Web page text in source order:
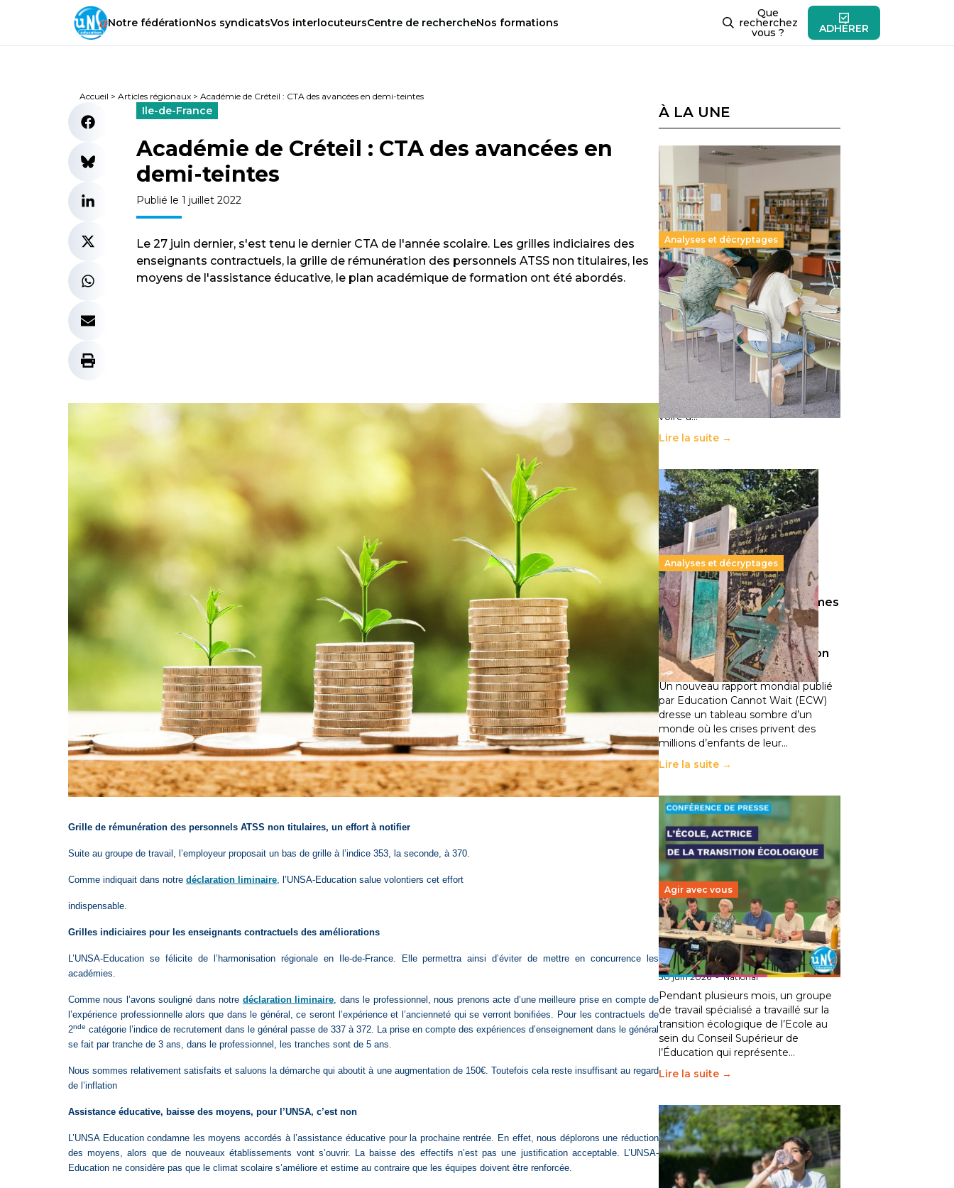
Notre fédérationNos syndicatsVos interlocuteursCentre de rechercheNos formations
Que
recherchez
vous ? ADHÉRER
Accueil > Articles régionaux > Académie de Créteil : CTA des avancées en demi-teintes
Ile-de-France
Académie de Créteil : CTA des avancées en
demi-teintes
Publié le 1 juillet 2022
Le 27 juin dernier, s'est tenu le dernier CTA de l'année scolaire. Les grilles indiciaires des
enseignants contractuels, la grille de rémunération des personnels ATSS non titulaires, les
moyens de l'assistance éducative, le plan académique de formation ont été abordés.
Grille de rémunération des personnels ATSS non titulaires, un effort à notifier
Suite au groupe de travail, l’employeur proposait un bas de grille à l’indice 353, la seconde, à 370.
Comme indiquait dans notre déclaration liminaire, l’UNSA-Education salue volontiers cet effort
indispensable.
Grilles indiciaires pour les enseignants contractuels des améliorations
L’UNSA-Education se félicite de l’harmonisation régionale en Ile-de-France. Elle permettra ainsi d’éviter de mettre en concurrence les
académies.
Comme nous l’avons souligné dans notre déclaration liminaire, dans le professionnel, nous prenons acte d’une meilleure prise en compte de
l’expérience professionnelle alors que dans le général, ce seront l’expérience et l’ancienneté qui se verront bonifiées. Pour les contractuels de
2nde catégorie l’indice de recrutement dans le général passe de 337 à 372. La prise en compte des expériences d’enseignement dans le général
se fait par tranche de 3 ans, dans le professionnel, les tranches sont de 5 ans.
Nous sommes relativement satisfaits et saluons la démarche qui aboutit à une augmentation de 150€. Toutefois cela reste insuffisant au regard
de l’inflation
Assistance éducative, baisse des moyens, pour l’UNSA, c’est non
L’UNSA Education condamne les moyens accordés à l’assistance éducative pour la prochaine rentrée. En effet, nous déplorons une réduction
des moyens, alors que de nouveaux établissements vont s’ouvrir. La baisse des effectifs n’est pas une justification acceptable. L’UNSA-
Education ne considère pas que le climat scolaire s’améliore et estime au contraire que les équipes doivent être renforcée.
À LA UNE
Analyses et décryptages
Supérieur privé : une dérive
qui met à mal la promesse
républicaine
11 juillet 2026- National
Le projet de loi sur la régulation de
l’enseignement supérieur privé met
en lumière l’amplification d’un
système qui relègue l’acte
pédagogique au superfétatoire,
voire à…
Lire la suite →
Analyses et décryptages
258 millions d’enfants victimes
de la guerre, des chocs
climatiques et des
déplacements de population
11 juillet 2026 -National
Un nouveau rapport mondial publié
par Education Cannot Wait (ECW)
dresse un tableau sombre d’un
monde où les crises privent des
millions d’enfants de leur…
Lire la suite →
Agir avec vous
Transition écologique de
l’éducation : l’UNSA Éducation
fait bouger les lignes
30 juin 2026-National
Pendant plusieurs mois, un groupe
de travail spécialisé a travaillé sur la
transition écologique de l’Ecole au
sein du Conseil Supérieur de
l’Éducation qui représente…
Lire la suite →